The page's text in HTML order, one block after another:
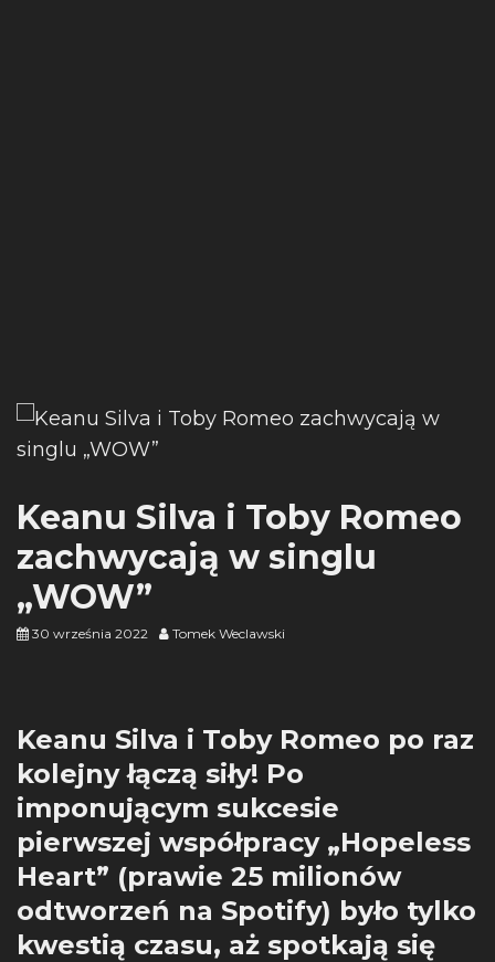
Keanu Silva i Toby Romeo
zachwycają w singlu
„WOW”
30 września 2022 Tomek Weclawski
Keanu Silva i Toby Romeo po raz
kolejny łączą siły! Po
imponującym sukcesie
pierwszej współpracy „Hopeless
Heart” (prawie 25 milionów
odtworzeń na Spotify) było tylko
kwestią czasu, aż spotkają się